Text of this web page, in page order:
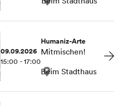
09.09.2026
15:00 - 17:00
Humaniz-Arte
Mitmischen!
Beim Stadthaus